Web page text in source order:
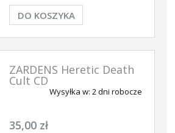
DO KOSZYKA
ZARDENS Heretic Death
Cult CD
Wysyłka w: 2 dni robocze
35,00 zł